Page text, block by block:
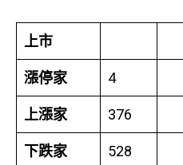
上市
漲停家 4
上漲家 376
下跌家 528